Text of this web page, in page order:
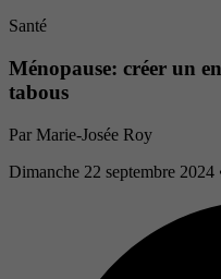
Santé
Ménopause: créer un
tabous
Par Marie-Josée Roy
Dimanche 22 septembre 2024